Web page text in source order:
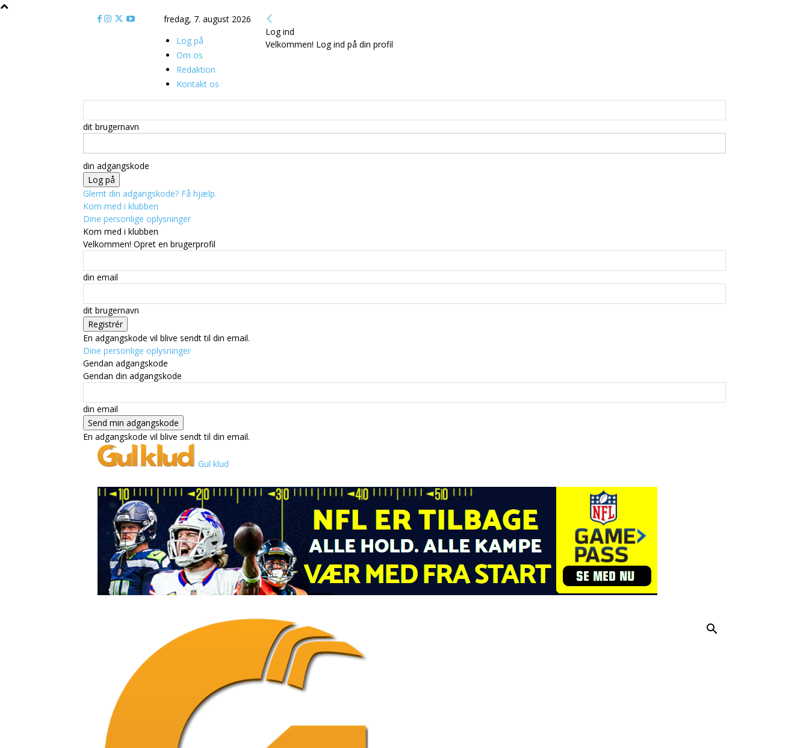
fredag, 7. august 2026
Log på
Om os
Redaktion
Kontakt os
Log ind
Velkommen! Log ind på din profil
dit brugernavn
din adgangskode
Glemt din adgangskode? Få hjælp.
Kom med i klubben
Dine personlige oplysninger
Kom med i klubben
Velkommen! Opret en brugerprofil
din email
dit brugernavn
En adgangskode vil blive sendt til din email.
Dine personlige oplysninger
Gendan adgangskode
Gendan din adgangskode
din email
En adgangskode vil blive sendt til din email.
Gul klud